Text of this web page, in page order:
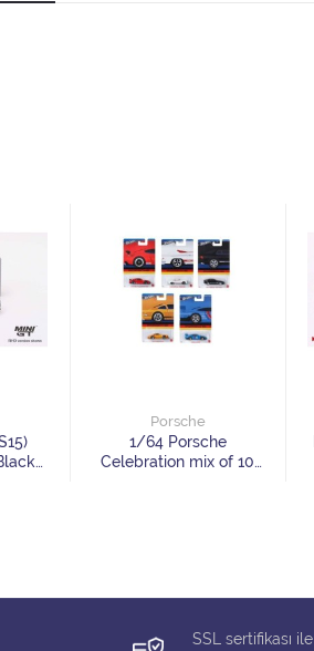
Porsche
1/64 Porsche
Celebration mix of 10
SSL sertifikası ile